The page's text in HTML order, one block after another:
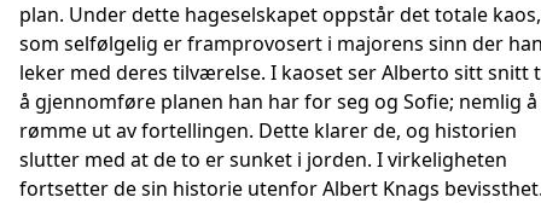
plan. Under dette hageselskapet oppstår det totale kaos,
som selfølgelig er framprovosert i majorens sinn der
leker med deres tilværelse. I kaoset ser Alberto sitt snitt
å gjennomføre planen han har for seg og Sofie; nemlig å
rømme ut av fortellingen. Dette klarer de, og historien
slutter med at de to er sunket i jorden. I virkeligheten
fortsetter de sin historie utenfor Albert Knags